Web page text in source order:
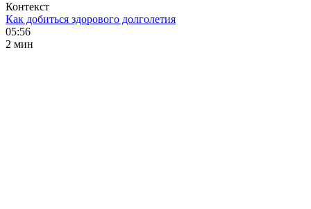
Контекст
Как добиться здорового долголетия
05:56
2 мин